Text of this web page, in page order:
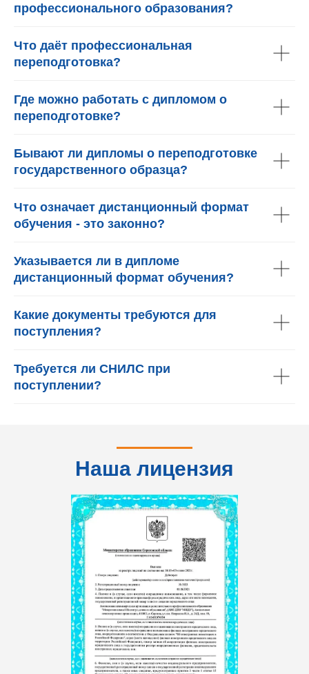
профессионального образования?
Что даёт профессиональная
переподготовка?
Где можно работать с дипломом о
переподготовке?
Бывают ли дипломы о переподготовке
государственного образца?
Что означает дистанционный формат
обучения - это законно?
Указывается ли в дипломе
дистанционный формат обучения?
Какие документы требуются для
поступления?
Требуется ли СНИЛС при
поступлении?
Наша лицензия